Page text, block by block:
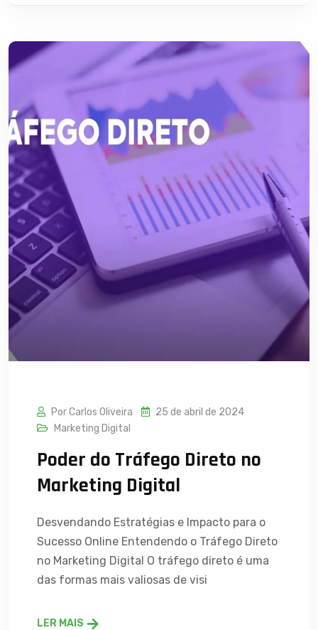
Por Carlos Oliveira
25 de abril de 2024
Marketing Digital
Poder do Tráfego Direto no
Marketing Digital
Desvendando Estratégias e Impacto para o
Sucesso Online Entendendo o Tráfego Direto
no Marketing Digital O tráfego direto é uma
das formas mais valiosas de visi
LER MAIS